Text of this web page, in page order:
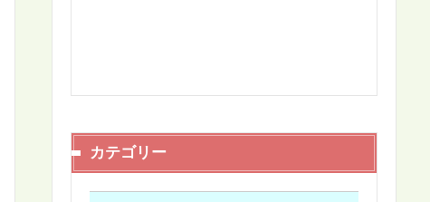
カテゴリー